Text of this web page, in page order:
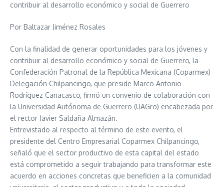
contribuir al desarrollo económico y social de Guerrero
Por Baltazar Jiménez Rosales
Con la finalidad de generar oportunidades para los jóvenes y
contribuir al desarrollo económico y social de Guerrero, la
Confederación Patronal de la República Mexicana (Coparmex)
Delegación Chilpancingo, que preside Marco Antonio
Rodríguez Canacasco, firmó un convenio de colaboración con
la Universidad Autónoma de Guerrero (UAGro) encabezada por
el rector Javier Saldaña Almazán.
Entrevistado al respecto al término de este evento, el
presidente del Centro Empresarial Coparmex Chilpancingo,
señaló que el sector productivo de esta capital del estado
está comprometido a seguir trabajando para transformar este
acuerdo en acciones concretas que beneficien a la comunidad